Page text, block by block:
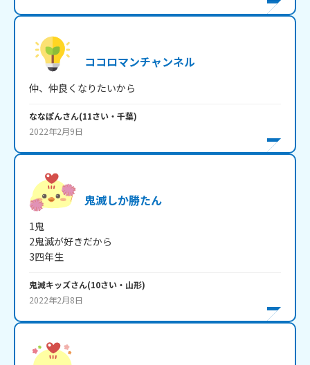
ココロマンチャンネル
仲、仲良くなりたいから
ななぽんさん(11さい・ 千葉)
2022年2月9日
鬼滅しか勝たん
1鬼
2鬼滅が好きだから
3四年生
鬼滅キッズさん(10さい・ 山形)
2022年2月8日